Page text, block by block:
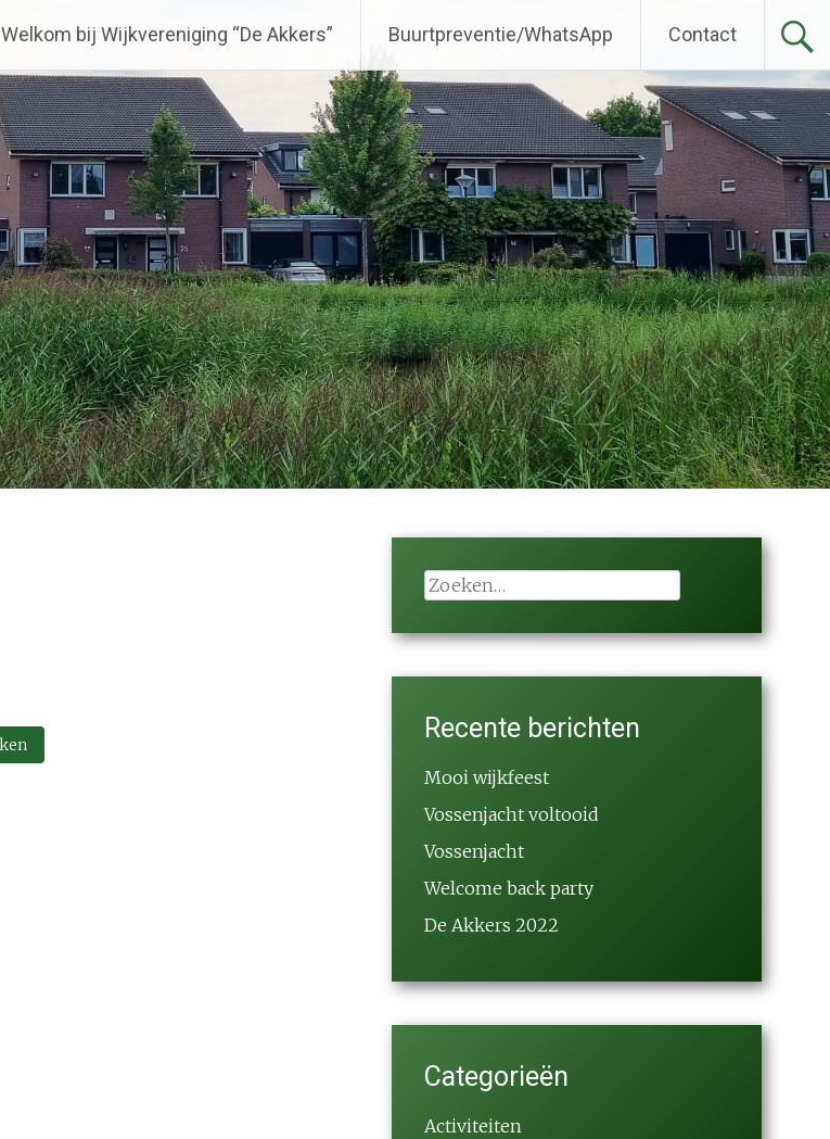
Welkom bij Wijkvereniging “De Akkers” Buurtpreventie/WhatsApp Contact
Zoeken
Recente berichten
Mooi wijkfeest
Vossenjacht voltooid
Vossenjacht
Welcome back party
De Akkers 2022
Categorieën
Activiteiten